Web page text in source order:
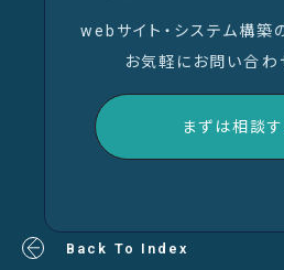
webサイト・システム構築
お気軽にお問い合わ
まずは相談す
Back To Index